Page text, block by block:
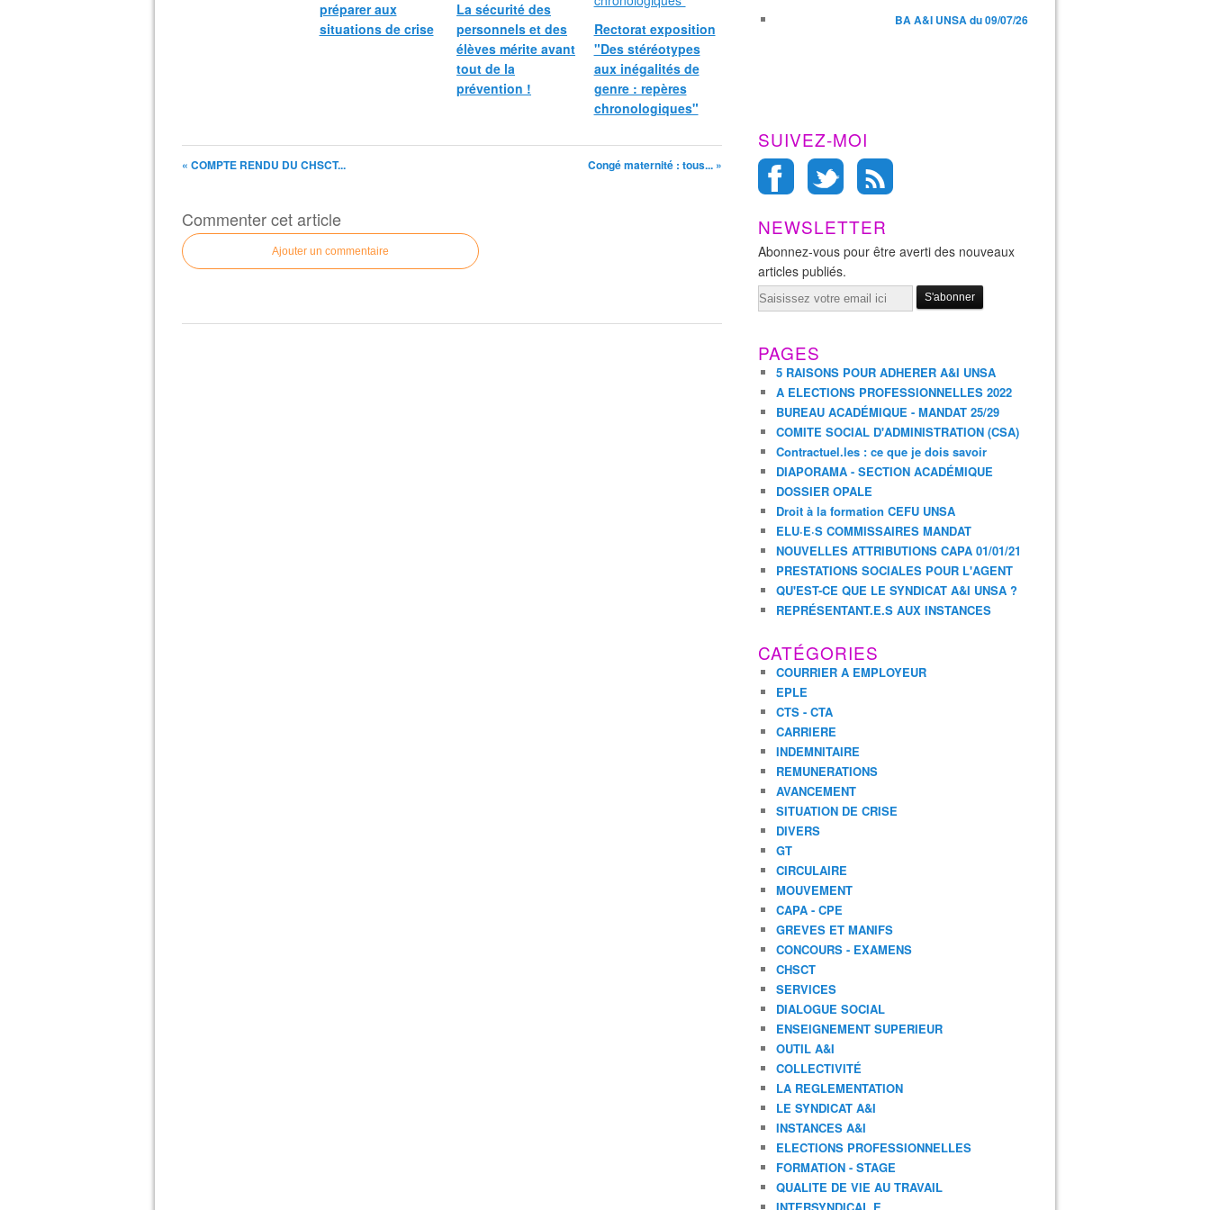
préparer aux
situations de crise
La sécurité des
personnels et des
élèves mérite avant
tout de la
prévention !
Rectorat exposition
"Des stéréotypes
aux inégalités de
genre : repères
chronologiques"
« COMPTE RENDU DU CHSCT... Congé maternité : tous... »
Commenter cet article
Ajouter un commentaire
BA A&I UNSA du 09/07/26
SUIVEZ-MOI
NEWSLETTER
Abonnez-vous pour être averti des nouveaux
articles publiés.
Email
PAGES
5 RAISONS POUR ADHERER A&I UNSA
A ELECTIONS PROFESSIONNELLES 2022
BUREAU ACADÉMIQUE - MANDAT 25/29
COMITE SOCIAL D'ADMINISTRATION (CSA)
Contractuel.les : ce que je dois savoir
DIAPORAMA - SECTION ACADÉMIQUE
DOSSIER OPALE
Droit à la formation CEFU UNSA
ELU·E·S COMMISSAIRES MANDAT
NOUVELLES ATTRIBUTIONS CAPA 01/01/21
PRESTATIONS SOCIALES POUR L'AGENT
QU'EST-CE QUE LE SYNDICAT A&I UNSA ?
REPRÉSENTANT.E.S AUX INSTANCES
CATÉGORIES
COURRIER A EMPLOYEUR
EPLE
CTS - CTA
CARRIERE
INDEMNITAIRE
REMUNERATIONS
AVANCEMENT
SITUATION DE CRISE
DIVERS
GT
CIRCULAIRE
MOUVEMENT
CAPA - CPE
GREVES ET MANIFS
CONCOURS - EXAMENS
CHSCT
SERVICES
DIALOGUE SOCIAL
ENSEIGNEMENT SUPERIEUR
OUTIL A&I
COLLECTIVITÉ
LA REGLEMENTATION
LE SYNDICAT A&I
INSTANCES A&I
ELECTIONS PROFESSIONNELLES
FORMATION - STAGE
QUALITE DE VIE AU TRAVAIL